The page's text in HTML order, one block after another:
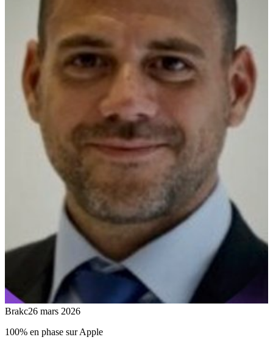
Brakc26 mars 2026
100% en phase sur Apple